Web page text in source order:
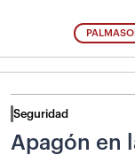
Seguridad
Apagón en